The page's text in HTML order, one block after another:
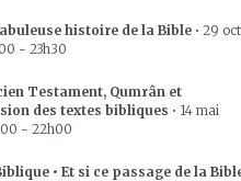
histoire de la Bible • 29
- 23h30
Testament, Qumrân et
des textes bibliques • 14 mai
- 22h00
• Et si ce passage de la